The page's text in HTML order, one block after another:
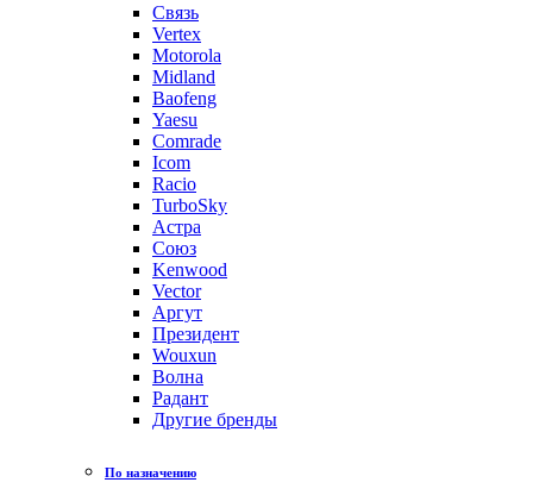
Связь
Vertex
Motorola
Midland
Baofeng
Yaesu
Comrade
Icom
Racio
TurboSky
Астра
Союз
Kenwood
Vector
Аргут
Президент
Wouxun
Волна
Радант
Другие бренды
По назначению